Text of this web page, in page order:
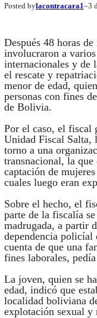
Posted bylacontracara1–3
Después 48 horas
involucraron a
internacionales y de
el rescate y
menor de edad,
personas con fines
de Bolivia.
Por el caso, el fiscal
Unidad Fiscal Salta,
torno a una
transnacional, la que
captación de
cuales luego eran
Sobre el hecho, el
parte de la fiscalía
madrugada, a partir
dependencia policíal
cuenta de que una
fines laborales,
La joven, quien se
edad, indicó que
localidad boliviana
explotación sexual y